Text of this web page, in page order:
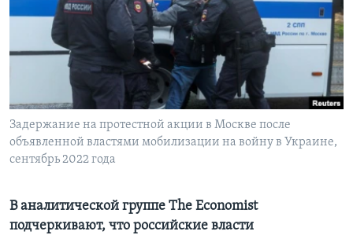
Learning English
СОЦИАЛЬНЫЕ СЕТИ
Языки
Задержание на протестной акции в Москве после
объявленной властями мобилизации на войну в Украине,
сентябрь 2022 года
В аналитической группе The Economist
подчеркивают, что российские власти